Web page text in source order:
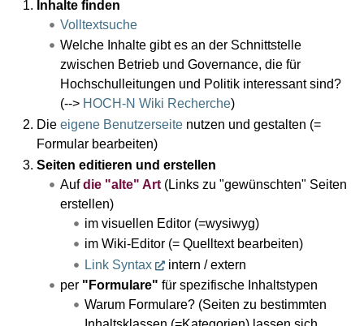
Inhalte finden
Volltextsuche
Welche Inhalte gibt es an der Schnittstelle
zwischen Betrieb und Governance, die für
Hochschulleitungen und Politik interessant sind?
(--> HOCH-N Wiki Recherche)
Die eigene Benutzerseitenutzen und gestalten (=
Formular bearbeiten)
Seiten editieren und erstellen
Aufdie "alte" Art (Links zu "gewünschten" Seiten
erstellen)
im visuellen Editor (=wysiwyg)
im Wiki-Editor (= Quelltext bearbeiten)
Link Syntax
intern / extern
per "Formulare" für spezifische Inhaltstypen
Warum Formulare? (Seiten zu bestimmten